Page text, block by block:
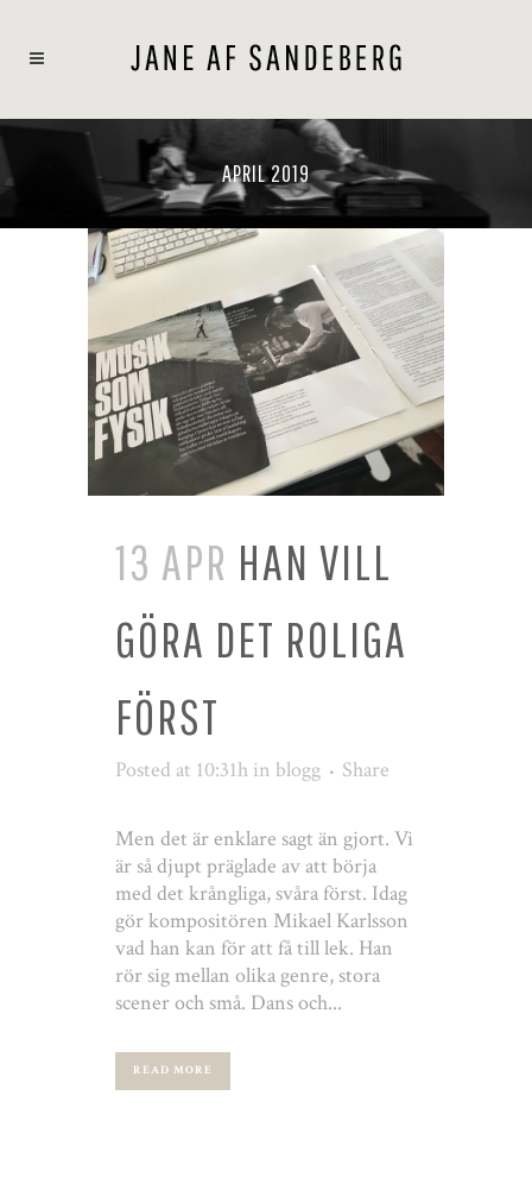
APRIL 2019
13 APR HAN VILL
GÖRA DET ROLIGA
FÖRST
Posted at 10:31h in blogg Share
Men det är enklare sagt än gjort. Vi
är så djupt präglade av att börja
med det krångliga, svåra först. Idag
gör kompositören Mikael Karlsson
vad han kan för att få till lek. Han
rör sig mellan olika genre, stora
scener och små. Dans och...
READ MORE